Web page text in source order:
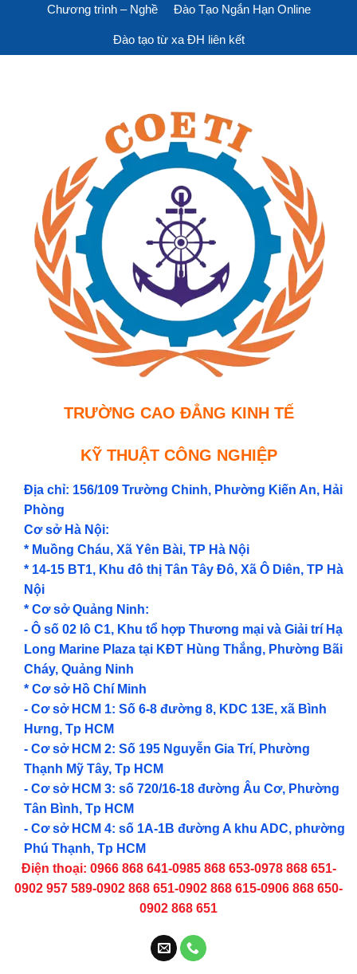
Chương trình – Nghề Đào Tạo Ngắn Hạn Online
Đào tạo từ xa ĐH liên kết
TRƯỜNG CAO ĐẲNG KINH TẾ
KỸ THUẬT CÔNG NGHIỆP
Địa chỉ: 156/109 Trường Chinh, Phường Kiến An, Hải
Phòng
Cơ sở Hà Nội:
* Muồng Cháu, Xã Yên Bài, TP Hà Nội
* 14-15 BT1, Khu đô thị Tân Tây Đô, Xã Ô Diên, TP Hà
Nội
* Cơ sở Quảng Ninh:
- Ô số 02 lô C1, Khu tổ hợp Thương mại và Giải trí Hạ
Long Marine Plaza tại KĐT Hùng Thắng, Phường Bãi
Cháy, Quảng Ninh
* Cơ sở Hồ Chí Minh
- Cơ sở HCM 1: Số 6-8 đường 8, KDC 13E, xã Bình
Hưng, Tp HCM
- Cơ sở HCM 2: Số 195 Nguyễn Gia Trí, Phường
Thạnh Mỹ Tây, Tp HCM
- Cơ sở HCM 3: số 720/16-18 đường Âu Cơ, Phường
Tân Bình, Tp HCM
- Cơ sở HCM 4: số 1A-1B đường A khu ADC, phường
Phú Thạnh, Tp HCM
Điện thoại: 0966 868 641-0985 868 653-0978 868 651-
0902 957 589-0902 868 651-0902 868 615-0906 868 650-
0902 868 651